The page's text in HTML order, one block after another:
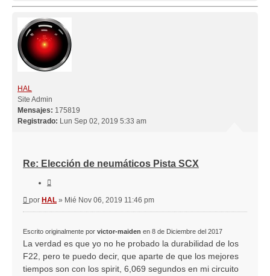
HAL
Site Admin
Mensajes: 175819
Registrado: Lun Sep 02, 2019 5:33 am
Re: Elección de neumáticos Pista SCX
Mensaje
por HAL » Mié Nov 06, 2019 11:46 pm
Escrito originalmente por victor-maiden en 8 de Diciembre del 2017
La verdad es que yo no he probado la durabilidad de los
F22, pero te puedo decir, que aparte de que los mejores
tiempos son con los spirit, 6,069 segundos en mi circuito